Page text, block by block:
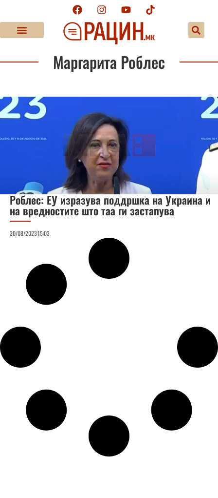
Маргарита Роблес
Роблес: ЕУ изразува поддршка на Украина и
на вредностите што таа ги застапува
30/08/202315:03